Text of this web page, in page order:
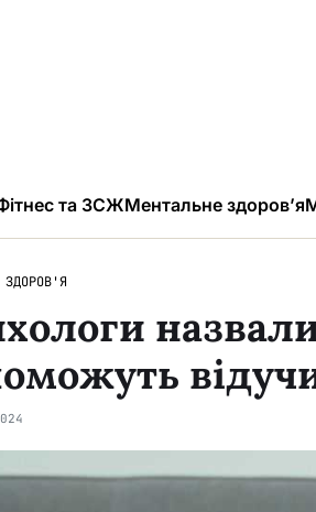
та ЗСЖМентальне здоров’я
ЗДОРОВ'Я